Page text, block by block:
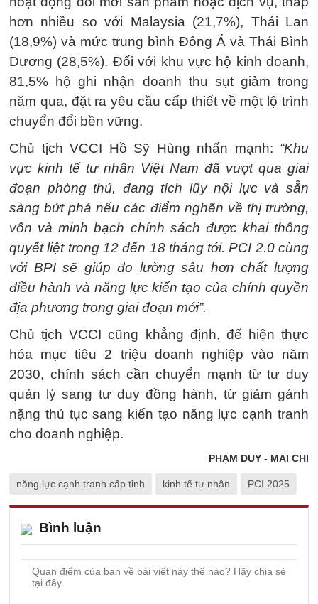
hơn nhiều so với Malaysia (21,7%), Thái Lan
(18,9%) và mức trung bình Đông Á và Thái Bình
Dương (28,5%). Đối với khu vực hộ kinh doanh,
81,5% hộ ghi nhận doanh thu sụt giảm trong
năm qua, đặt ra yêu cầu cấp thiết về một lộ trình
chuyển đổi bền vững.
Chủ tịch VCCI Hồ Sỹ Hùng nhấn mạnh: “Khu
vực kinh tế tư nhân Việt Nam đã vượt qua giai
đoạn phòng thủ, đang tích lũy nội lực và sẵn
sàng bứt phá nếu các điểm nghẽn về thị trường,
vốn và minh bạch chính sách được khai thông
quyết liệt trong 12 đến 18 tháng tới. PCI 2.0 cùng
với BPI sẽ giúp đo lường sâu hơn chất lượng
điều hành và năng lực kiến tạo của chính quyền
địa phương trong giai đoạn mới”.
Chủ tịch VCCI cũng khẳng định, để hiện thực
hóa mục tiêu 2 triệu doanh nghiệp vào năm
2030, chính sách cần chuyển mạnh từ tư duy
quản lý sang tư duy đồng hành, từ giảm gánh
nặng thủ tục sang kiến tạo năng lực cạnh tranh
cho doanh nghiệp.
PHẠM DUY - MAI CHI
năng lực cạnh tranh cấp tỉnh kinh tế tư nhân PCI 2025
Bình luận